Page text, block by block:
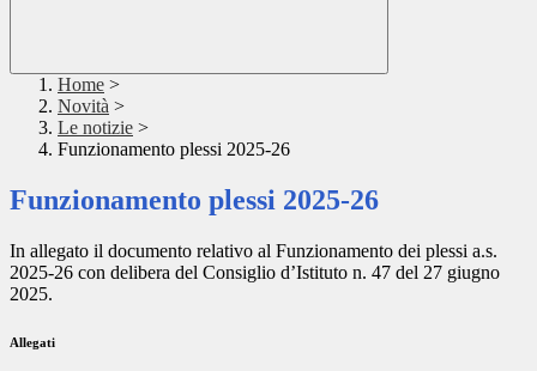
Home >
Novità >
Le notizie >
Funzionamento plessi 2025-26
Funzionamento plessi 2025-26
In allegato il documento relativo al Funzionamento dei plessi a.s.
2025-26 con delibera del Consiglio d’Istituto n. 47 del 27 giugno
2025.
Allegati